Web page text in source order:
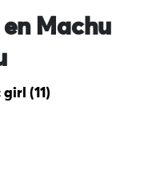
Machu
(11)